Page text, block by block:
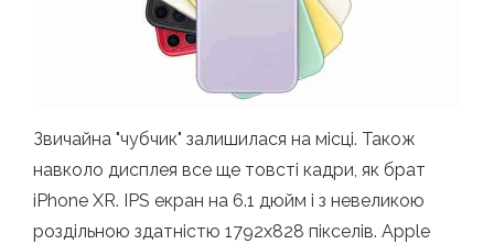
Звичайна "чубчик" залишилася на місці. Також
навколо дисплея все ще товсті кадри, як брат
iPhone XR. IPS екран на 6.1 дюйм і з невеликою
роздільною здатністю 1792x828 пікселів. Apple